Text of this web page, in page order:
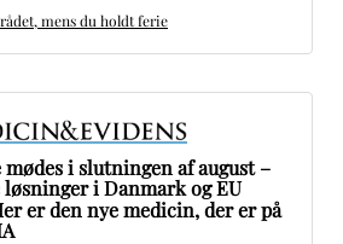
mens du holdt ferie
i slutningen af august –
løsninger i Danmark og EU
er den nye medicin, der er på